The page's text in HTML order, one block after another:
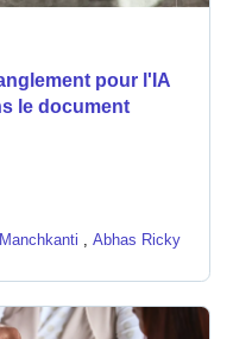
pour l'IA
le document
, Abhas Ricky